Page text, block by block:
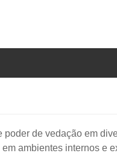
de vedação em
ambientes internos e